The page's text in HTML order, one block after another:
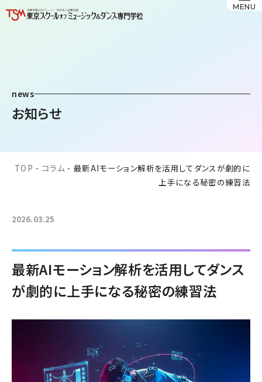
MENU
news
お知らせ
TOP - コラム -最新AIモーション解析を活用してダンスが劇的に
上手になる秘密の練習法
2026.03.25
最新AIモーション解析を活用してダンス
が劇的に上手になる秘密の練習法